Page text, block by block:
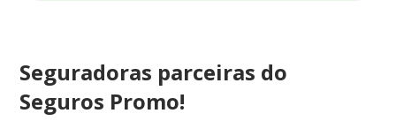
Seguradoras parceiras do
Seguros Promo!